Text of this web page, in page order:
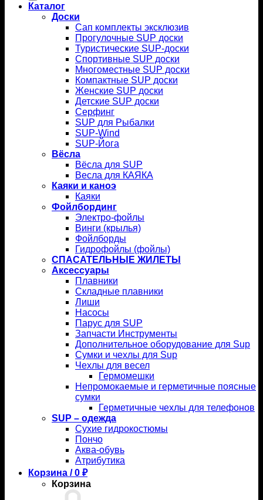
Каталог
Доски
Сап комплекты эксклюзив
Прогулочные SUP доски
Туристические SUP-доски
Спортивные SUP доски
Многоместные SUP доски
Компактные SUP доски
Женские SUP доски
Детские SUP доски
Серфинг
SUP для Рыбалки
SUP-Wind
SUP-Йога
Вёсла
Вёсла для SUP
Весла для КАЯКА
Каяки и каноэ
Каяки
Фойлбординг
Электро-фойлы
Винги (крылья)
Фойлборды
Гидрофойлы (фойлы)
СПАСАТЕЛЬНЫЕ ЖИЛЕТЫ
Аксессуары
Плавники
Складные плавники
Лиши
Насосы
Парус для SUP
Запчасти Инструменты
Дополнительное оборудование для Sup
Сумки и чехлы для Sup
Чехлы для весел
Гермомешки
Непромокаемые и герметичные поясные
сумки
Герметичные чехлы для телефонов
SUP – одежда
Сухие гидрокостюмы
Пончо
Аква-обувь
Атрибутика
Корзина /0 ₽
Корзина